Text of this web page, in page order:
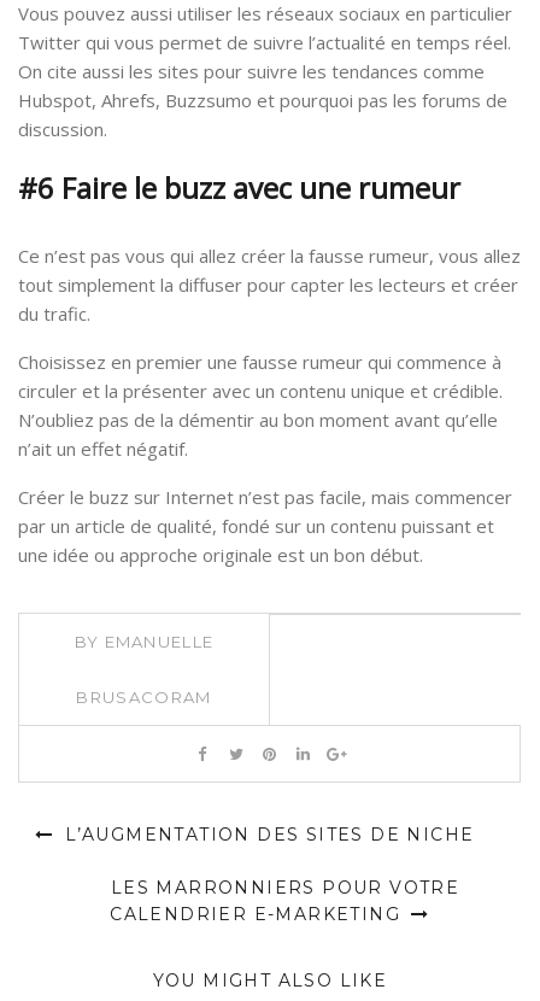
Vous pouvez aussi utiliser les réseaux sociaux en particulier
Twitter qui vous permet de suivre l’actualité en temps réel.
On cite aussi les sites pour suivre les tendances comme
Hubspot, Ahrefs, Buzzsumo et pourquoi pas les forums de
discussion.
#6 Faire le buzz avec une rumeur
Ce n’est pas vous qui allez créer la fausse rumeur, vous allez
tout simplement la diffuser pour capter les lecteurs et créer
du trafic.
Choisissez en premier une fausse rumeur qui commence à
circuler et la présenter avec un contenu unique et crédible.
N’oubliez pas de la démentir au bon moment avant qu’elle
n’ait un effet négatif.
Créer le buzz sur Internet n’est pas facile, mais commencer
par un article de qualité, fondé sur un contenu puissant et
une idée ou approche originale est un bon début.
BY EMANUELLE
BRUSACORAM
L’AUGMENTATION DES SITES DE NICHE
LES MARRONNIERS POUR VOTRE
CALENDRIER E-MARKETING
YOU MIGHT ALSO LIKE